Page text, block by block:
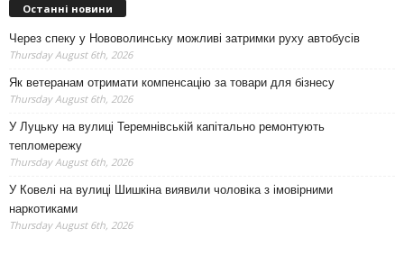
Останні новини
Через спеку у Нововолинську можливі затримки руху автобусів
Thursday August 6th, 2026
Як ветеранам отримати компенсацію за товари для бізнесу
Thursday August 6th, 2026
У Луцьку на вулиці Теремнівській капітально ремонтують
тепломережу
Thursday August 6th, 2026
У Ковелі на вулиці Шишкіна виявили чоловіка з імовірними
наркотиками
Thursday August 6th, 2026